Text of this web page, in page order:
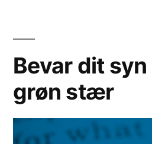
Bevar dit
grøn stær